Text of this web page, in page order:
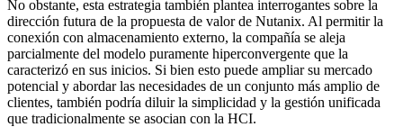
No obstante, esta estrategia también plantea interrogantes sobre la
dirección futura de la propuesta de valor de Nutanix. Al permitir la
conexión con almacenamiento externo, la compañía se aleja
parcialmente del modelo puramente hiperconvergente que la
caracterizó en sus inicios. Si bien esto puede ampliar su mercado
potencial y abordar las necesidades de un conjunto más amplio de
clientes, también podría diluir la simplicidad y la gestión unificada
que tradicionalmente se asocian con la HCI.